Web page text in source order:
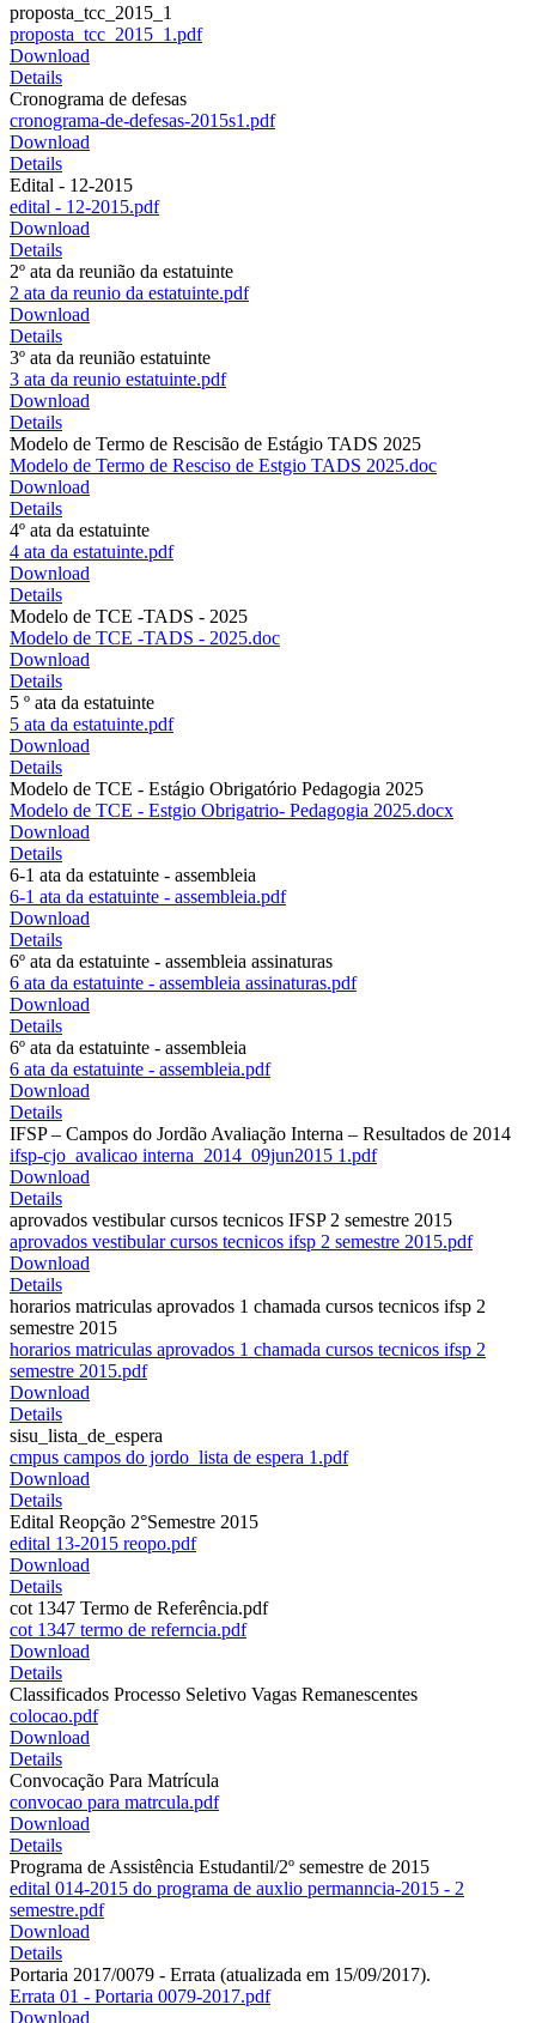
proposta_tcc_2015_1
proposta_tcc_2015_1.pdf
Download
Details
Cronograma de defesas
cronograma-de-defesas-2015s1.pdf
Download
Details
Edital - 12-2015
edital - 12-2015.pdf
Download
Details
2º ata da reunião da estatuinte
2 ata da reunio da estatuinte.pdf
Download
Details
3º ata da reunião estatuinte
3 ata da reunio estatuinte.pdf
Download
Details
Modelo de Termo de Rescisão de Estágio TADS 2025
Modelo de Termo de Resciso de Estgio TADS 2025.doc
Download
Details
4º ata da estatuinte
4 ata da estatuinte.pdf
Download
Details
Modelo de TCE -TADS - 2025
Modelo de TCE -TADS - 2025.doc
Download
Details
5 º ata da estatuinte
5 ata da estatuinte.pdf
Download
Details
Modelo de TCE - Estágio Obrigatório Pedagogia 2025
Modelo de TCE - Estgio Obrigatrio- Pedagogia 2025.docx
Download
Details
6-1 ata da estatuinte - assembleia
6-1 ata da estatuinte - assembleia.pdf
Download
Details
6º ata da estatuinte - assembleia assinaturas
6 ata da estatuinte - assembleia assinaturas.pdf
Download
Details
6º ata da estatuinte - assembleia
6 ata da estatuinte - assembleia.pdf
Download
Details
IFSP – Campos do Jordão Avaliação Interna – Resultados de 2014
ifsp-cjo_avalicao interna_2014_09jun2015 1.pdf
Download
Details
aprovados vestibular cursos tecnicos IFSP 2 semestre 2015
aprovados vestibular cursos tecnicos ifsp 2 semestre 2015.pdf
Download
Details
horarios matriculas aprovados 1 chamada cursos tecnicos ifsp 2
semestre 2015
horarios matriculas aprovados 1 chamada cursos tecnicos ifsp 2
semestre 2015.pdf
Download
Details
sisu_lista_de_espera
cmpus campos do jordo_lista de espera 1.pdf
Download
Details
Edital Reopção 2°Semestre 2015
edital 13-2015 reopo.pdf
Download
Details
cot 1347 Termo de Referência.pdf
cot 1347 termo de referncia.pdf
Download
Details
Classificados Processo Seletivo Vagas Remanescentes
colocao.pdf
Download
Details
Convocação Para Matrícula
convocao para matrcula.pdf
Download
Details
Programa de Assistência Estudantil/2º semestre de 2015
edital 014-2015 do programa de auxlio permanncia-2015 - 2
semestre.pdf
Download
Details
Portaria 2017/0079 - Errata (atualizada em 15/09/2017).
Errata 01 - Portaria 0079-2017.pdf
Download